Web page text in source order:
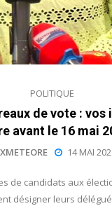
POLITIQUE
de vote :
avant le 16 mai
14 MAI
de candidats aux
désigner leurs